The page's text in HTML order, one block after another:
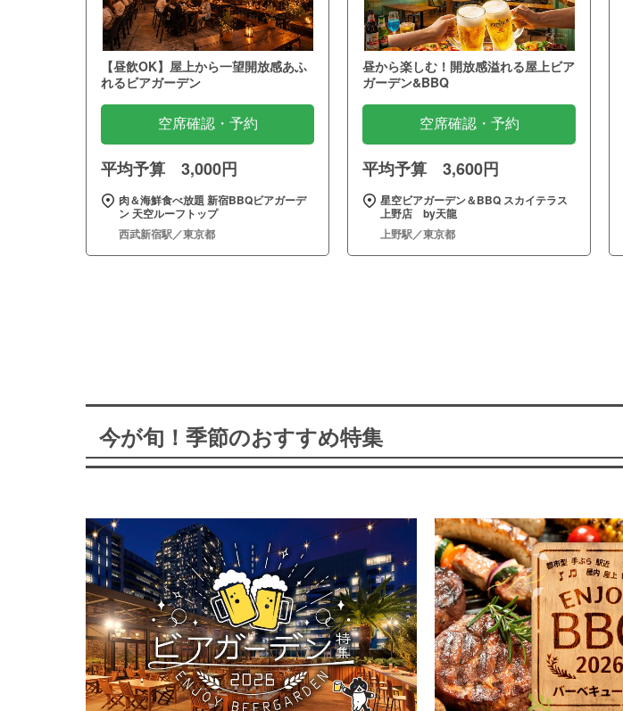
【昼飲OK】屋上から一望開放感あふ
れるビアガーデン
空席確認・予約
平均予算 3,000円
肉＆海鮮食べ放題 新宿BBQビアガーデ
ン 天空ルーフトップ
西武新宿駅／東京都
昼から楽しむ！開放感溢れる屋上ビア
ガーデン&BBQ
空席確認・予約
平均予算 3,600円
星空ビアガーデン＆BBQ スカイテラス
上野店 by天龍
上野駅／東京都
今が旬！季節のおすすめ特集